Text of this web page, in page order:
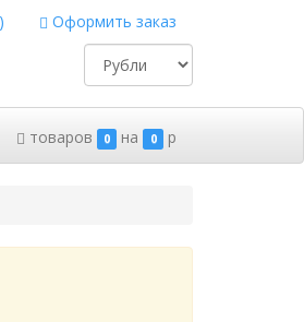
) Оформить заказ
товаров 0 на 0 p